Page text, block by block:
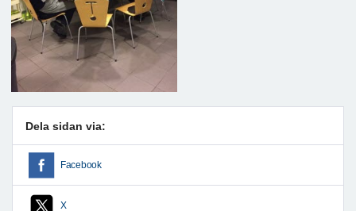
Dela sidan via:
Facebook
X